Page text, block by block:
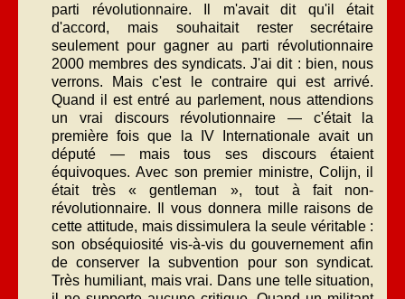
parti révolutionnaire. Il m'avait dit qu'il était
d'accord, mais souhaitait rester secrétaire
seulement pour gagner au parti révolutionnaire
2000 membres des syndicats. J'ai dit : bien, nous
verrons. Mais c'est le contraire qui est arrivé.
Quand il est entré au parlement, nous attendions
un vrai discours révolutionnaire — c'était la
première fois que la IV Internationale avait un
député — mais tous ses discours étaient
équivoques. Avec son premier ministre, Colijn, il
était très « gentleman », tout à fait non-
révolutionnaire. Il vous donnera mille raisons de
cette attitude, mais dissimulera la seule véritable :
son obséquiosité vis-à-vis du gouvernement afin
de conserver la subvention pour son syndicat.
Très humiliant, mais vrai. Dans une telle situation,